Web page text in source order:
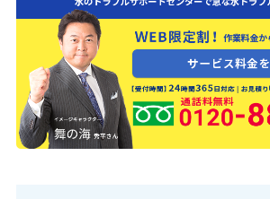
0120-882-333